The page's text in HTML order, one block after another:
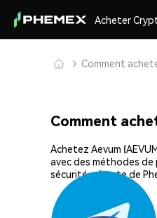
Acheter
Comment
Comment
Achetez Aevum
avec des méthodes
sécurité robuste de